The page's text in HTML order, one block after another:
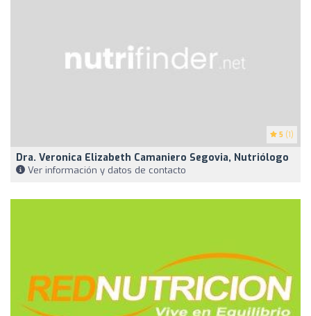
5 (1)
Dra. Veronica Elizabeth Camaniero Segovia, Nutriólogo
Ver información y datos de contacto